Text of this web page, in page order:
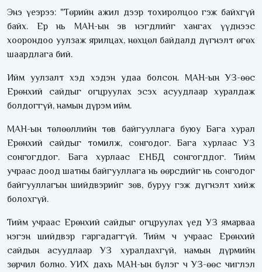
Энэ үеэрээ: "Төрийн ажил дээр тохиролцоо гэж байхгүй
байх. Ер нь МАН-ын эв нэгдлийг хангах үүднээс
хоорондоо уулзаж ярилцах, нөхцөл байдалд дүгнэлт өгөх
шаардлага бий.
Ийм уулзалт хэд хэдэн удаа болсон. МАН-ын УЗ-өөс
Ерөнхий сайдыг огцруулах эсэх асуудлаар хуралдаж
болдоггүй, намын дүрэм ийм.
МАН-ын төлөөллийн төв байгууллага буюу Бага хурал
Ерөнхий сайдыг томилж, сонгодог. Бага хурлаас УЗ
сонгогддог. Бага хурлаас ЕНБД сонгогддог. Тийм
учраас доод шатны байгууллага нь өөрсдийг нь сонгодог
байгууллагын шийдвэрийг зөв, буруу гэж дүгнэлт хийж
болохгүй.
Тийм учраас Ерөнхий сайдыг огцруулах үед УЗ ямарваа
нэгэн шийдвэр гаргадаггүй. Тийм ч учраас Ерөнхий
сайдын асуудлаар УЗ хуралдахгүй, намын дүрмийн
зөрчил болно. УИХ дахь МАН-ын бүлэг ч УЗ-өөс чиглэл